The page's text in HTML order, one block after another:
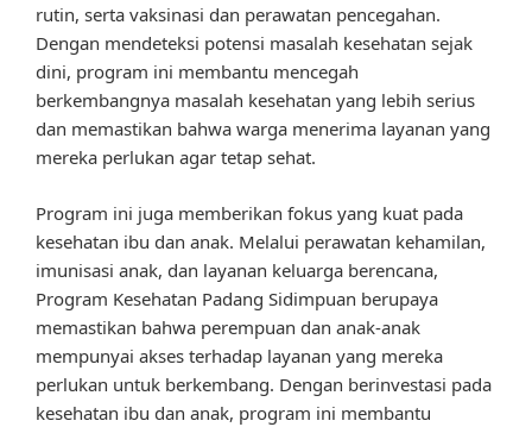
rutin, serta vaksinasi dan perawatan pencegahan.
Dengan mendeteksi potensi masalah kesehatan sejak
dini, program ini membantu mencegah
berkembangnya masalah kesehatan yang lebih serius
dan memastikan bahwa warga menerima layanan yang
mereka perlukan agar tetap sehat.
Program ini juga memberikan fokus yang kuat pada
kesehatan ibu dan anak. Melalui perawatan kehamilan,
imunisasi anak, dan layanan keluarga berencana,
Program Kesehatan Padang Sidimpuan berupaya
memastikan bahwa perempuan dan anak-anak
mempunyai akses terhadap layanan yang mereka
perlukan untuk berkembang. Dengan berinvestasi pada
kesehatan ibu dan anak, program ini membantu